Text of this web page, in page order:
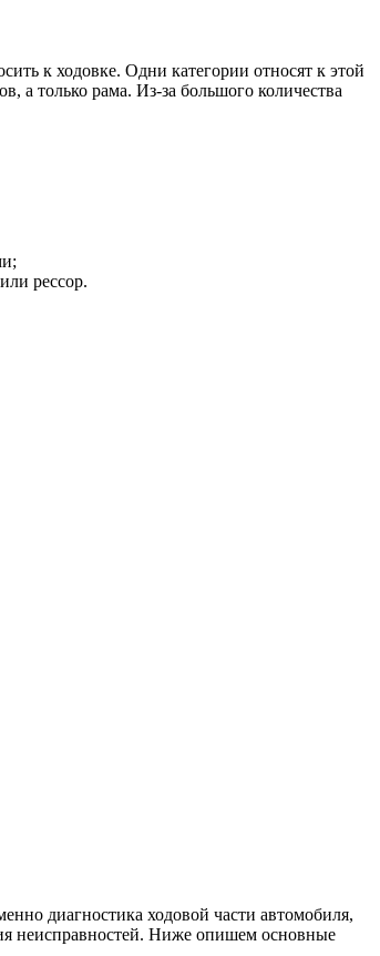
к ходовке. Одни категории относят к этой
а только рама. Из-за большого количества
рессор.
диагностика ходовой части автомобиля,
неисправностей. Ниже опишем основные